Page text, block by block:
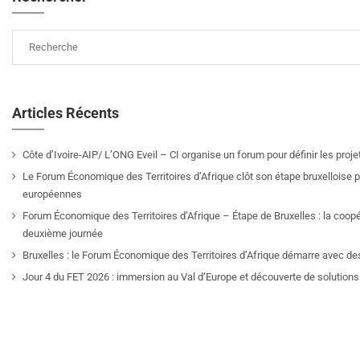
Articles Récents
Côte d’Ivoire-AIP/ L’ONG Eveil – CI organise un forum pour définir les
Le Forum Économique des Territoires d’Afrique clôt son étape
européennes
Forum Économique des Territoires d’Afrique – Étape de Bruxelles : la
deuxième journée
Bruxelles : le Forum Économique des Territoires d’Afrique démarre avec
Jour 4 du FET 2026 : immersion au Val d’Europe et découverte de